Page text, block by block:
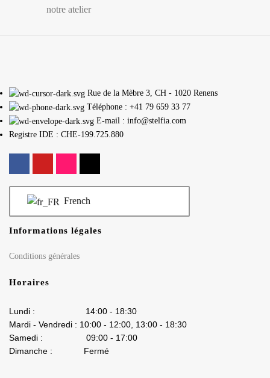
notre atelier
Rue de la Mèbre 3, CH - 1020 Renens
Téléphone : +41 79 659 33 77
E-mail : info@stelfia.com
Registre IDE : CHE-199.725.880
French
Informations légales
Conditions générales
Horaires
Lundi : 14:00 - 18:30
Mardi - Vendredi : 10:00 - 12:00, 13:00 - 18:30
Samedi : 09:00 - 17:00
Dimanche : Fermé